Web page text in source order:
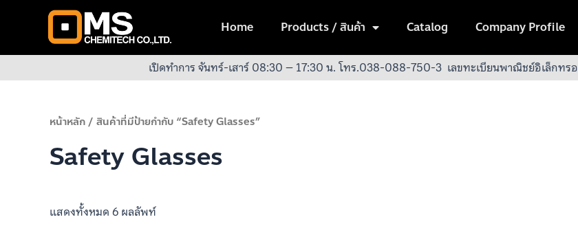
Home Products / สินค้า Catalog Company Profile
เปิดทำการ จันทร์-เสาร์ 08:30 – 17:30 น.โทร.038-088-750-3 เลขทะเบียนพาณิชย์อิเล็กท
หน้าหลัก/ สินค้าที่มีป้ายกำกับ “Safety Glasses”
Safety Glasses
แสดงทั้งหมด 6 ผลลัพท์